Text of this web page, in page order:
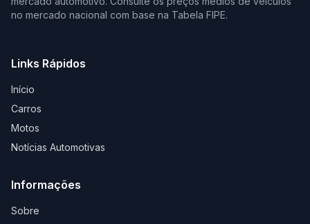
no mercado nacional com base na Tabela FIPE.
Links Rápidos
Início
Carros
Motos
Notícias Automotivas
Informações
Sobre